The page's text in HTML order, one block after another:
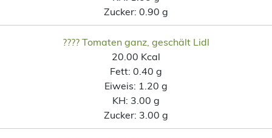
Zucker: 0.90 g
???? Tomaten ganz, geschält Lidl
20.00 Kcal
Fett: 0.40 g
Eiweis: 1.20 g
KH: 3.00 g
Zucker: 3.00 g